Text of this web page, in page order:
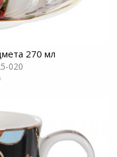
270 мл
020